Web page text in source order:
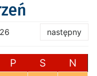
następny
P S N